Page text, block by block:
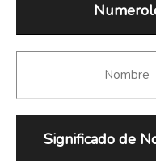
Significado de